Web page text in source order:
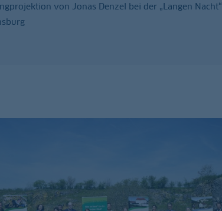
von Jonas Denzel bei der „Langen Nacht“